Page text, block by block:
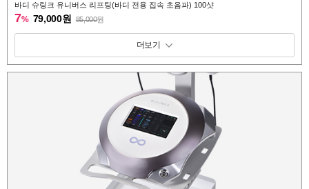
바디 슈링크 유니버스 리프팅(바디 전용 집속 초음파) 100샷
7% 79,000원 85,000원
패키지 보기 토글